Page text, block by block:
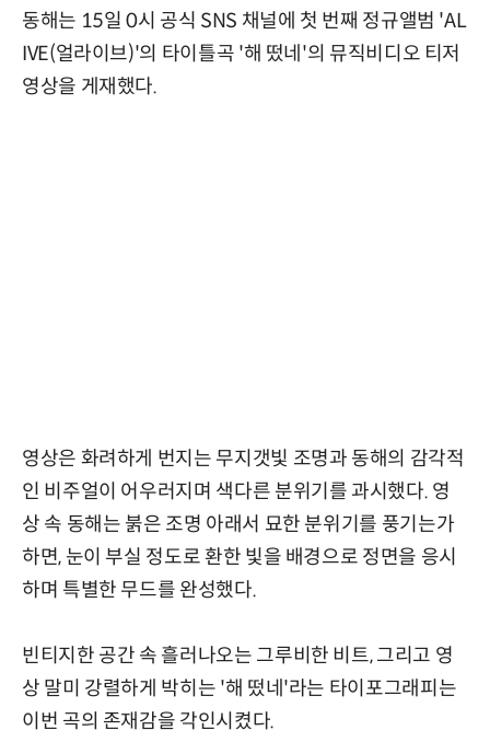
동해는 15일 0시 공식 SNS 채널에 첫 번째 정규앨범 'AL
IVE(얼라이브)'의 타이틀곡 '해 떴네'의 뮤직비디오 티저
영상을 게재했다.
영상은 화려하게 번지는 무지갯빛 조명과 동해의 감각적
인 비주얼이 어우러지며 색다른 분위기를 과시했다. 영
상 속 동해는 붉은 조명 아래서 묘한 분위기를 풍기는가
하면, 눈이 부실 정도로 환한 빛을 배경으로 정면을 응시
하며 특별한 무드를 완성했다.
빈티지한 공간 속 흘러나오는 그루비한 비트, 그리고 영
상 말미 강렬하게 박히는 '해 떴네'라는 타이포그래피는
이번 곡의 존재감을 각인시켰다.